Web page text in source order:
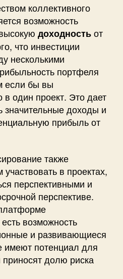
коллективного
возможность
доходностьот
что инвестиции
несколькими
портфеля
если бы вы
в один проект. Это дает
значительные доходы и
прибыль от
также
в проектах,
перспективными и
перспективе.
возможность
и развивающиеся
имеют потенциал для
долю риска